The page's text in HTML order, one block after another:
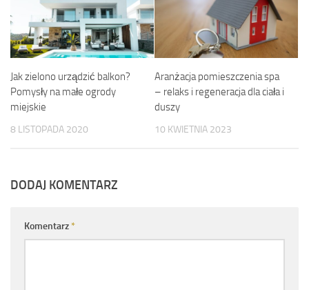
Jak zielono urządzić balkon?
Pomysły na małe ogrody
miejskie
8 LISTOPADA 2020
Aranżacja pomieszczenia spa
– relaks i regeneracja dla ciała i
duszy
10 KWIETNIA 2023
DODAJ KOMENTARZ
Komentarz*